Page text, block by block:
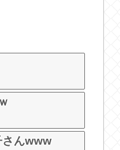
さんwww